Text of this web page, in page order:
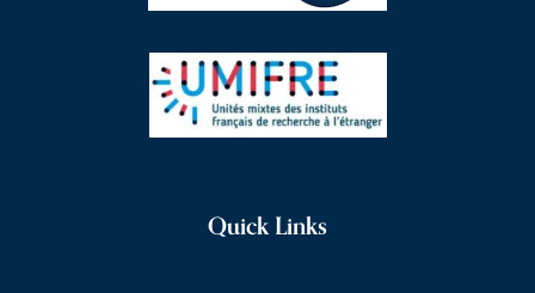
Quick Links